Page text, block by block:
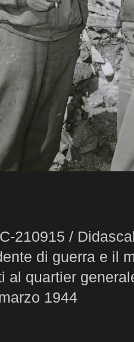
210915 /
di guerra e il
al quartier
1944